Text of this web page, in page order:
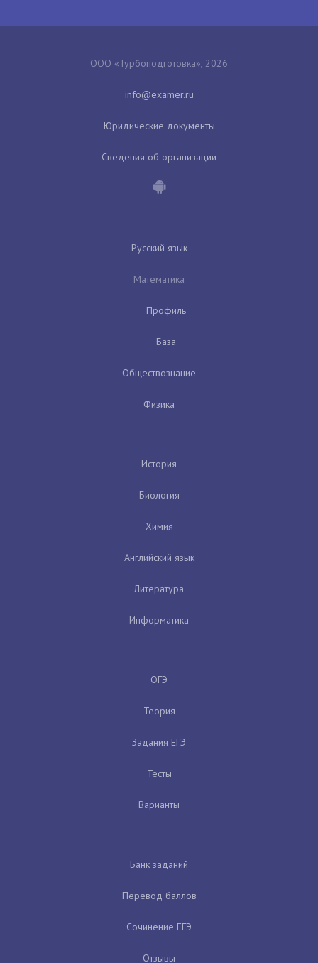
ООО «Турбоподготовка», 2026
Юридические документы
Сведения об организации
Русский язык
Математика
Профиль
База
Обществознание
Физика
История
Биология
Химия
Английский язык
Литература
Информатика
ОГЭ
Теория
Задания ЕГЭ
Тесты
Варианты
Банк заданий
Перевод баллов
Сочинение ЕГЭ
Отзывы